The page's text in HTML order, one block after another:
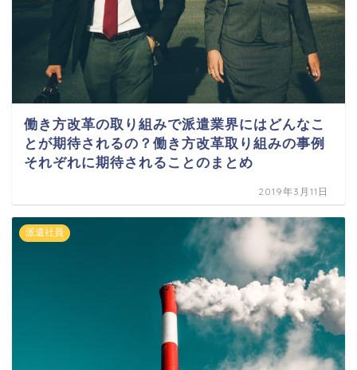
働き方改革の取り組みで派遣業界にはどんなこ
とが期待されるの？働き方改革取り組みの事例
それぞれに期待されることのまとめ
2019年3月11日
派遣社員